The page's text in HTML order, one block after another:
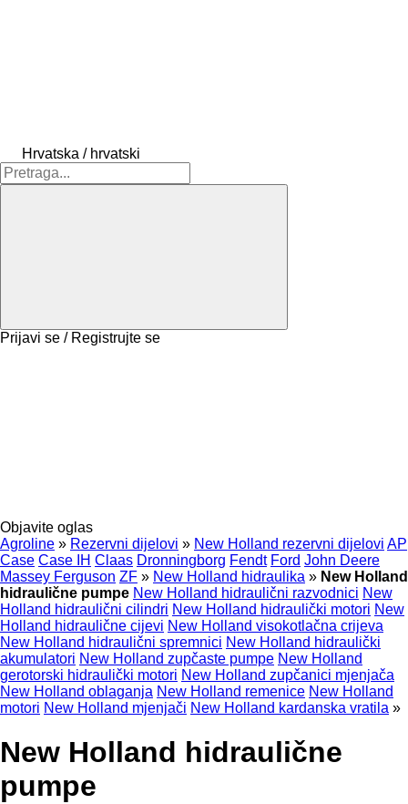
Hrvatska / hrvatski
Prijavi se / Registrujte se
Objavite oglas
Agroline » Rezervni dijelovi » New Holland rezervni dijelovi AP
Case Case IH Claas Dronningborg Fendt Ford John Deere
Massey Ferguson ZF » New Holland hidraulika » New Holland
hidraulične pumpe New Holland hidraulični razvodnici New
Holland hidraulični cilindri New Holland hidraulički motori New
Holland hidraulične cijevi New Holland visokotlačna crijeva
New Holland hidraulični spremnici New Holland hidraulički
akumulatori New Holland zupčaste pumpe New Holland
gerotorski hidraulički motori New Holland zupčanici mjenjača
New Holland oblaganja New Holland remenice New Holland
motori New Holland mjenjači New Holland kardanska vratila »
New Holland hidraulične
pumpe